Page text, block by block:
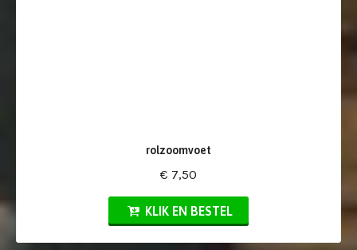
rolzoomvoet
€ 7,50
KLIK EN BESTEL